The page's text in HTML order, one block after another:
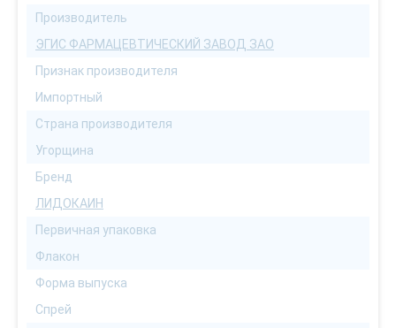
Производитель
ЭГИС ФАРМАЦЕВТИЧЕСКИЙ ЗАВОД ЗАО
Признак производителя
Импортный
Страна производителя
Угорщина
Бренд
ЛИДОКАИН
Первичная упаковка
Флакон
Форма выпуска
Спрей